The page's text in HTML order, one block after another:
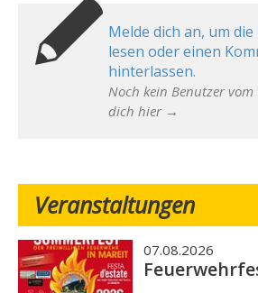
Melde dich an, um
lesen oder einen
hinterlassen.
Noch kein Benutzer vom
dich hier →
Veranstaltungen
07.08.2026